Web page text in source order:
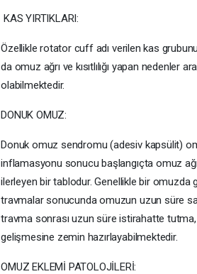
KAS YIRTIKLARI:
Özellikle rotator cuff adı verilen kas
da omuz ağrı ve kısıtlılığı yapan nedenler
olabilmektedir.
DONUK OMUZ:
Donuk omuz sendromu (adesiv kapsülit)
inflamasyonu sonucu başlangıçta omuz
ilerleyen bir tablodur. Genellikle bir
travmalar sonucunda omuzun uzun süre
travma sonrası uzun süre istirahatte tutma,
gelişmesine zemin hazırlayabilmektedir.
OMUZ EKLEMİ PATOLOJİLERİ: